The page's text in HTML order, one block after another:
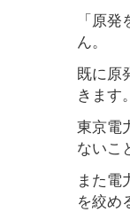
「原
ん。
既に原
きます
東京電
ないこ
また電
を絞め